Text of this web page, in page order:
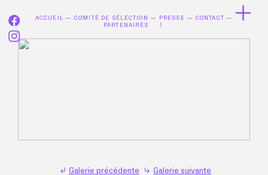
︎
︎
︎
ACCUEIL — COMITÉ DE SÉLECTION — PRESSE — CONTACT —
PARTENAIRES
—
︎︎︎ Galerie précédente ︎︎︎ Galerie suivante